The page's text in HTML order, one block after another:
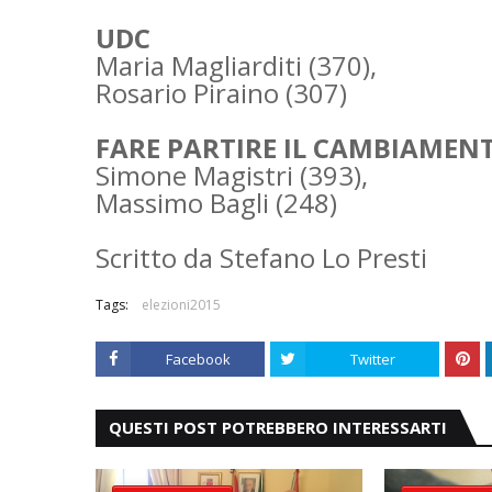
UDC
Maria Magliarditi (370),
Rosario Piraino (307)
FARE PARTIRE IL
Simone Magistri (393),
Massimo Bagli (248)
Scritto da Stefano Lo Presti
Tags: elezioni2015
Facebook Twitter
QUESTI POST POTREBBERO INTERESSARTI